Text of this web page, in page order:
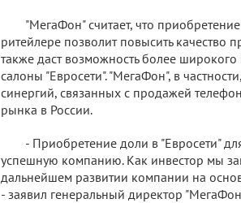
"МегаФон" считает, что
ритейлере позволит повысить качество
также даcт возможность более
салоны "Евросети". "МегаФон", в
синергий, связанных с продажей
рынка в России.
- Приобретение доли в "Евросети"
успешную компанию. Как инвестор мы
дальнейшем развитии компании на
- заявил генеральный директор